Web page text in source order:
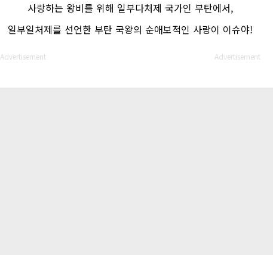
사랑하는 왕비를 위해 일부다처제 국가인 부탄에서,
일부일처제를 선언한 부탄 국왕의 순애보적인 사랑이 이슈야!
Advertisement Advertisement